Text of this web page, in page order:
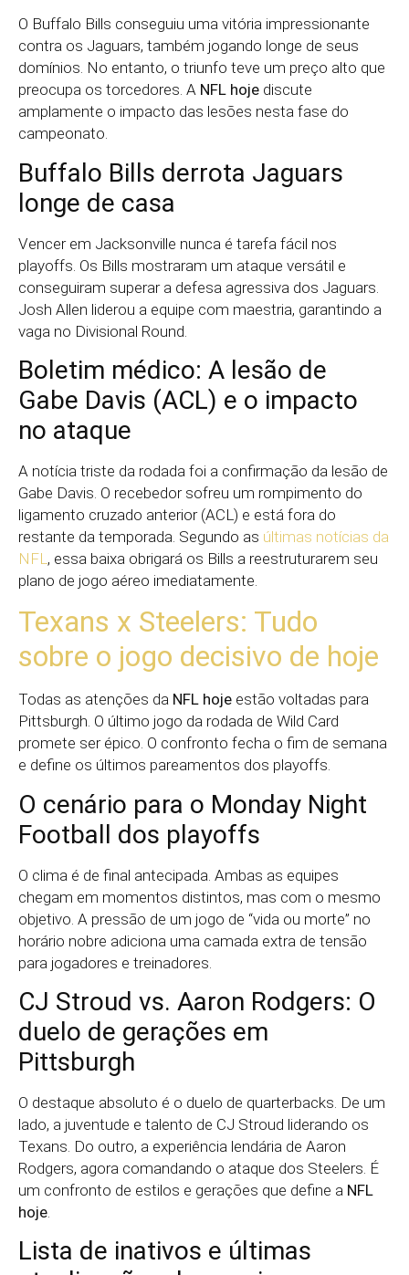
O Buffalo Bills conseguiu uma vitória impressionante
contra os Jaguars, também jogando longe de seus
domínios. No entanto, o triunfo teve um preço alto que
preocupa os torcedores. A NFL hoje discute
amplamente o impacto das lesões nesta fase do
campeonato.
Buffalo Bills derrota Jaguars
longe de casa
Vencer em Jacksonville nunca é tarefa fácil nos
playoffs. Os Bills mostraram um ataque versátil e
conseguiram superar a defesa agressiva dos Jaguars.
Josh Allen liderou a equipe com maestria, garantindo a
vaga no Divisional Round.
Boletim médico: A lesão de
Gabe Davis (ACL) e o impacto
no ataque
A notícia triste da rodada foi a confirmação da lesão de
Gabe Davis. O recebedor sofreu um rompimento do
ligamento cruzado anterior (ACL) e está fora do
restante da temporada. Segundo as últimas notícias da
NFL , essa baixa obrigará os Bills a reestruturarem seu
plano de jogo aéreo imediatamente.
Texans x Steelers: Tudo
sobre o jogo decisivo de hoje
Todas as atenções da NFL hoje estão voltadas para
Pittsburgh. O último jogo da rodada de Wild Card
promete ser épico. O confronto fecha o fim de semana
e define os últimos pareamentos dos playoffs.
O cenário para o Monday Night
Football dos playoffs
O clima é de final antecipada. Ambas as equipes
chegam em momentos distintos, mas com o mesmo
objetivo. A pressão de um jogo de “vida ou morte” no
horário nobre adiciona uma camada extra de tensão
para jogadores e treinadores.
CJ Stroud vs. Aaron Rodgers: O
duelo de gerações em
Pittsburgh
O destaque absoluto é o duelo de quarterbacks. De um
lado, a juventude e talento de CJ Stroud liderando os
Texans. Do outro, a experiência lendária de Aaron
Rodgers, agora comandando o ataque dos Steelers. É
um confronto de estilos e gerações que define a NFL
hoje.
Lista de inativos e últimas